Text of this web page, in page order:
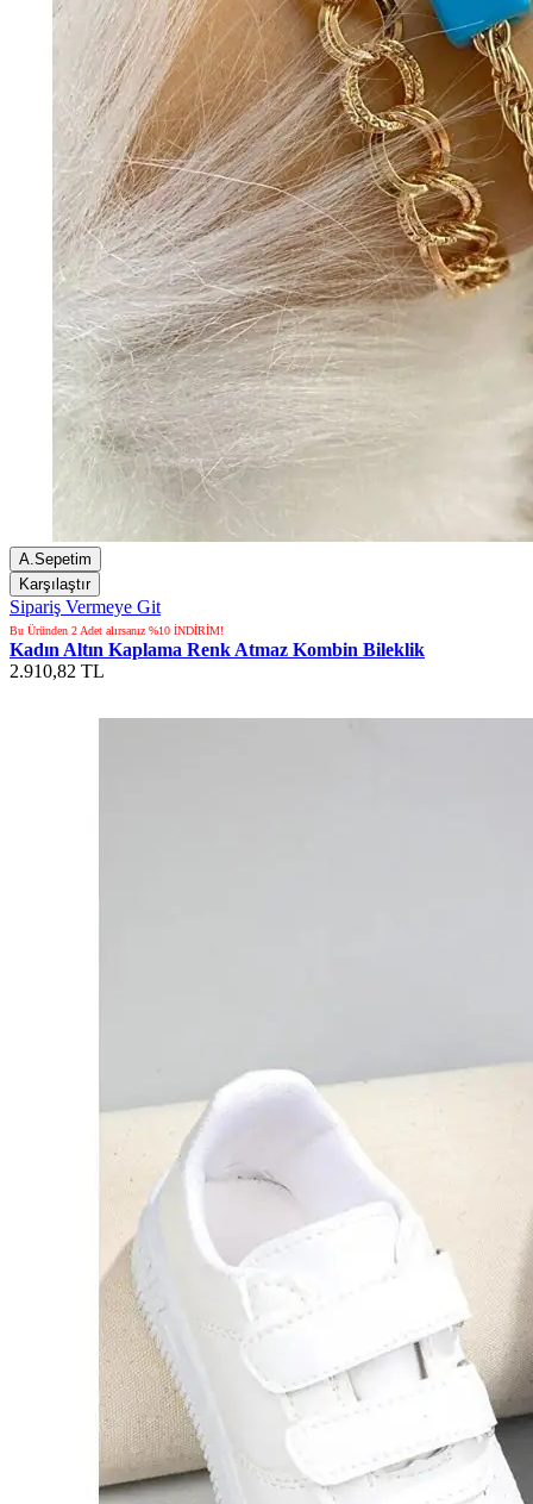
A.Sepetim
Karşılaştır
Sipariş Vermeye Git
Bu Üründen 2 Adet alırsanız %10 İNDİRİM!
Kadın Altın Kaplama Renk Atmaz Kombin Bileklik
2.910,82 TL